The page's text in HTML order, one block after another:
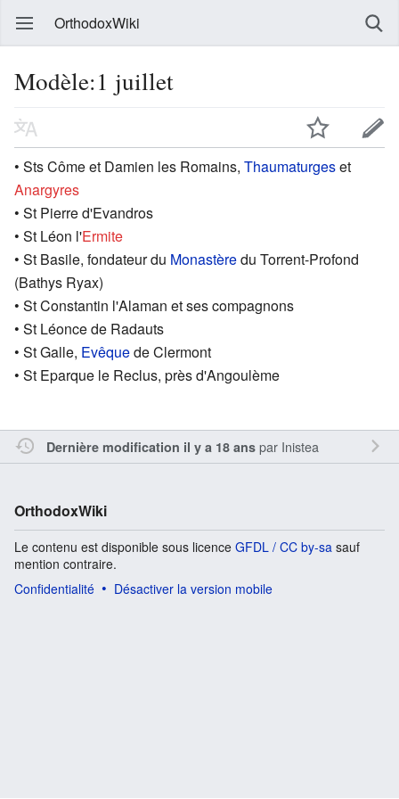
OrthodoxWiki
Modèle:1 juillet
• Sts Côme et Damien les Romains, Thaumaturgeset
Anargyres
• St Pierre d'Evandros
• St Léon l'Ermite
• St Basile, fondateur du Monastèredu Torrent-Profond
(Bathys Ryax)
• St Constantin l'Alaman et ses compagnons
• St Léonce de Radauts
• St Galle, Evêquede Clermont
• St Eparque le Reclus, près d'Angoulème
Dernière modification il y a 18 anspar Inistea
OrthodoxWiki
Le contenu est disponible sous licence GFDL / CC by-sa sauf
mention contraire.
Confidentialité
Désactiver la version mobile